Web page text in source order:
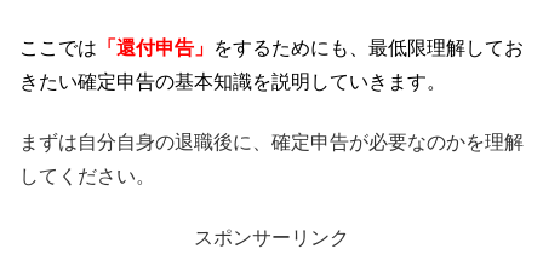
ここでは 「還付申告」 をするためにも、 最低限理解してお
きたい確定申告の基本知識を説明していきます。
まずは自分自身の退職後に、 確定申告が必要なのかを理解
してください。
スポンサーリンク